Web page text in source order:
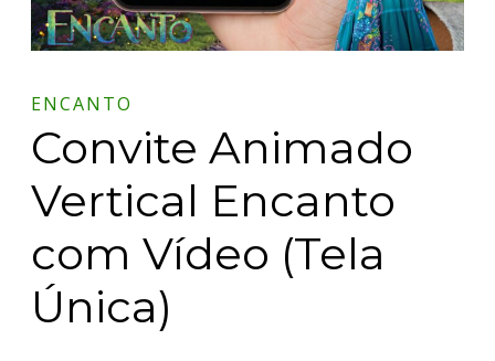
ENCANTO
Convite Animado
Vertical Encanto
com Vídeo (Tela
Única)